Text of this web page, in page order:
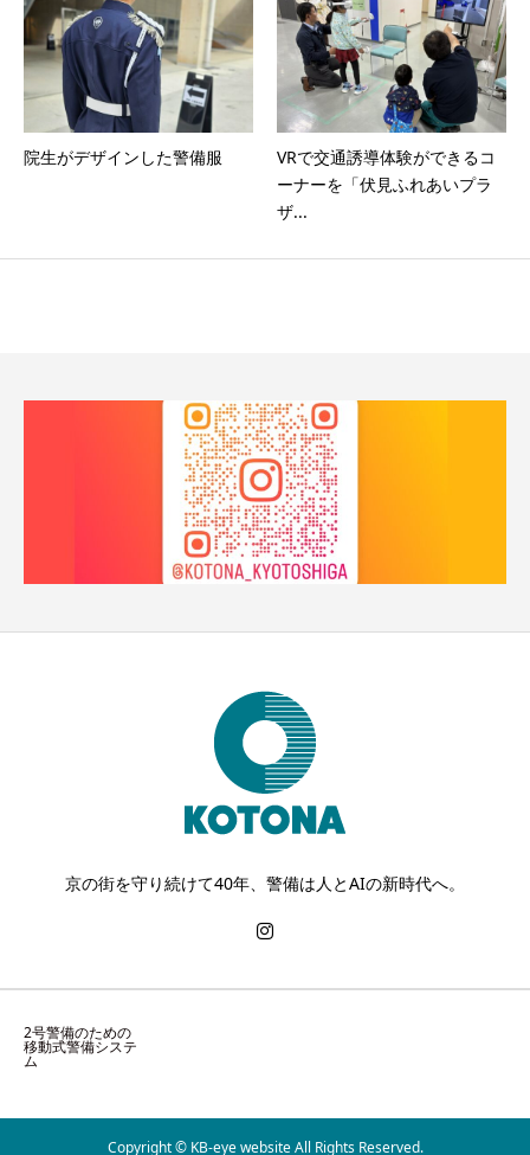
院生がデザインした警備服
VRで交通誘導体験ができるコ
ーナーを「伏見ふれあいプラ
ザ...
京の街を守り続けて40年、警備は人とAIの新時代へ。
2号警備のための
移動式警備システ
ム
Copyright © KB-eye website All Rights Reserved.